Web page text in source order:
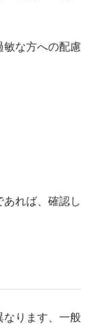
敏な方への配慮
れば、確認し
なります、一般